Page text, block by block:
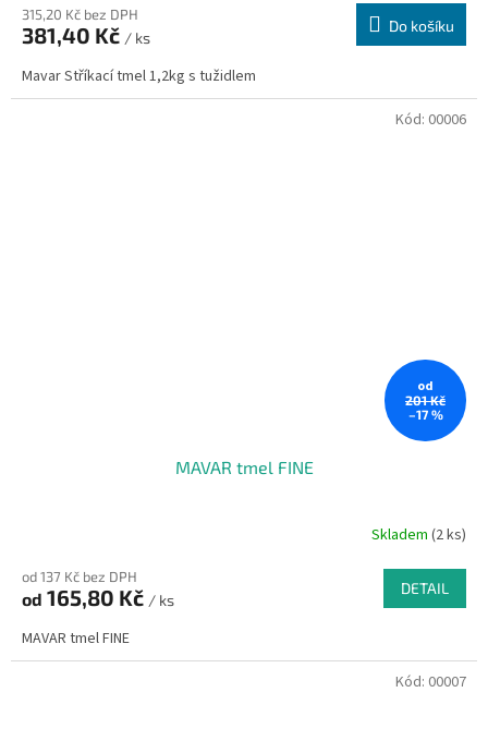
315,20 Kč bez DPH
381,40 Kč / ks
Do košíku
Mavar Stříkací tmel 1,2kg s tužidlem
od
201 Kč
–17 %
MAVAR tmel FINE
Skladem (2 ks)
od 137 Kč bez DPH
od 165,80 Kč / ks
DETAIL
MAVAR tmel FINE
Kód: 00006
Kód: 00007